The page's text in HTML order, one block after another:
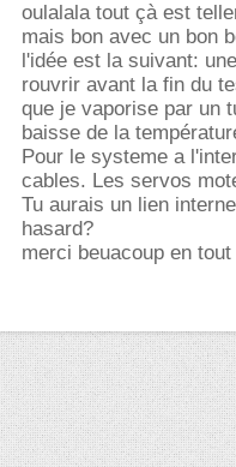
oulalala tout çà est
mais bon avec un bon
l'idée est la suivant:
rouvrir avant la fin du
que je vaporise par un
baisse de la
Pour le systeme a
cables. Les servos
Tu aurais un lien
hasard?
merci beuacoup en tout